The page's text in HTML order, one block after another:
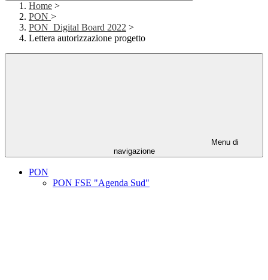
Home >
PON >
PON_Digital Board 2022 >
Lettera autorizzazione progetto
Menu di
navigazione
PON
PON FSE "Agenda Sud"